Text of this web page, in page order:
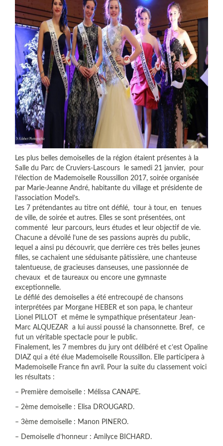
Les plus belles demoiselles de la région étaient présentes à la
Salle du Parc de Cruviers-Lascours le samedi 21 janvier, pour
l’élection de Mademoiselle Roussillon 2017, soirée organisée
par Marie-Jeanne André, habitante du village et présidente de
l’association Model’s.
Les 7 prétendantes au titre ont défilé, tour à tour, en tenues
de ville, de soirée et autres. Elles se sont présentées, ont
commenté leur parcours, leurs études et leur objectif de vie.
Chacune a dévoilé l’une de ses passions auprès du public,
lequel a ainsi pu découvrir, que derrière ces très belles jeunes
filles, se cachaient une séduisante pâtissière, une chanteuse
talentueuse, de gracieuses danseuses, une passionnée de
chevaux et de taureaux ou encore une gymnaste
exceptionnelle.
Le défilé des demoiselles a été entrecoupé de chansons
interprétées par Morgane HEBER et son papa, le chanteur
Lionel PILLOT et même le sympathique présentateur Jean-
Marc ALQUEZAR a lui aussi poussé la chansonnette. Bref, ce
fut un véritable spectacle pour le public.
Finalement, les 7 membres du jury ont délibéré et c’est Opaline
DIAZ qui a été élue Mademoiselle Roussillon. Elle participera à
Mademoiselle France fin avril. Pour la suite du classement voici
les résultats :
– Première demoiselle : Mélissa CANAPE.
– 2ème demoiselle : Elisa DROUGARD.
– 3ème demoiselle : Manon PINERO.
– Demoiselle d’honneur : Amilyce BICHARD.